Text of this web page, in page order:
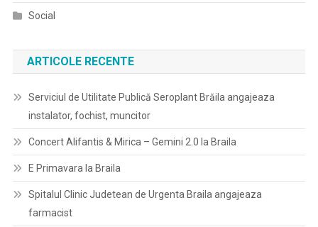
Social
ARTICOLE RECENTE
Serviciul de Utilitate Publică Seroplant Brăila angajeaza
instalator, fochist, muncitor
Concert Alifantis & Mirica – Gemini 2.0 la Braila
E Primavara la Braila
Spitalul Clinic Judetean de Urgenta Braila angajeaza
farmacist